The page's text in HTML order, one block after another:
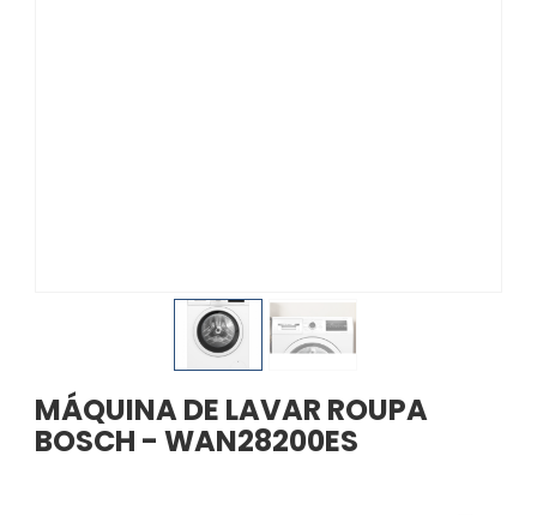
MÁQUINA DE LAVAR ROUPA
BOSCH - WAN28200ES